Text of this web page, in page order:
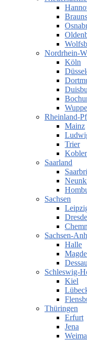
Nordrhein-
Köln
Rheinland-
Mainz
Trier
Saarland
Sachsen
Sachsen-
Halle
Schleswig-
Kiel
Thüringen
Erfurt
Jena